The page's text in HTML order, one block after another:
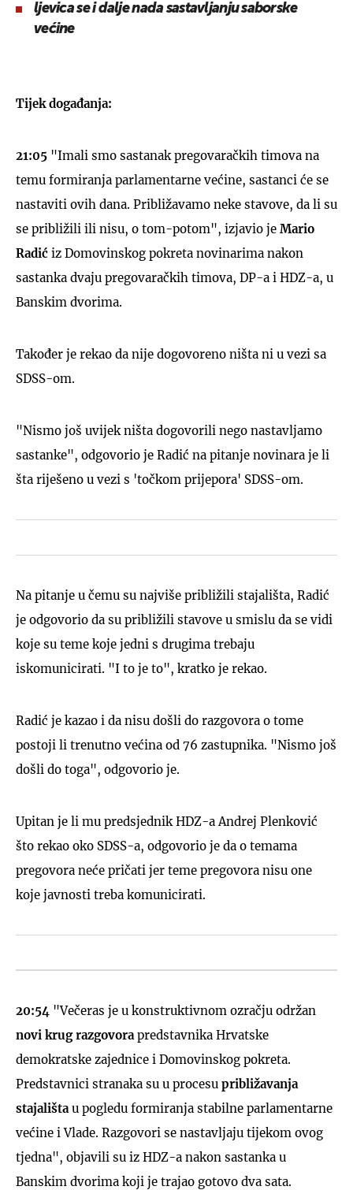
ljevica se i dalje nada sastavljanju saborske
većine
Tijek događanja:
21:05 "Imali smo sastanak pregovaračkih timova na
temu formiranja parlamentarne većine, sastanci će se
nastaviti ovih dana. Približavamo neke stavove, da li su
se približili ili nisu, o tom-potom", izjavio je Mario
Radić iz Domovinskog pokreta novinarima nakon
sastanka dvaju pregovaračkih timova, DP-a i HDZ-a, u
Banskim dvorima.
Također je rekao da nije dogovoreno ništa ni u vezi sa
SDSS-om.
"Nismo još uvijek ništa dogovorili nego nastavljamo
sastanke", odgovorio je Radić na pitanje novinara je li
šta riješeno u vezi s 'točkom prijepora' SDSS-om.
Na pitanje u čemu su najviše približili stajališta, Radić
je odgovorio da su približili stavove u smislu da se vidi
koje su teme koje jedni s drugima trebaju
iskomunicirati. "I to je to", kratko je rekao.
Radić je kazao i da nisu došli do razgovora o tome
postoji li trenutno većina od 76 zastupnika. "Nismo još
došli do toga", odgovorio je.
Upitan je li mu predsjednik HDZ-a Andrej Plenković
što rekao oko SDSS-a, odgovorio je da o temama
pregovora neće pričati jer teme pregovora nisu one
koje javnosti treba komunicirati.
20:54 "Večeras je u konstruktivnom ozračju održan
novi krug razgovora predstavnika Hrvatske
demokratske zajednice i Domovinskog pokreta.
Predstavnici stranaka su u procesu približavanja
stajališta u pogledu formiranja stabilne parlamentarne
većine i Vlade. Razgovori se nastavljaju tijekom ovog
tjedna", objavili su iz HDZ-a nakon sastanka u
Banskim dvorima koji je trajao gotovo dva sata.